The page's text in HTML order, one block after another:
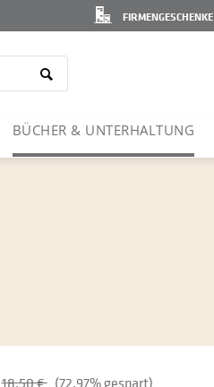
FIRMENGESCHENKE
BÜCHER & UNTER­HAL­TUNG
18,50 € (72,97% gespart)